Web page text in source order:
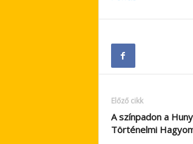
Előző cikk
A színpadon a
Történelmi